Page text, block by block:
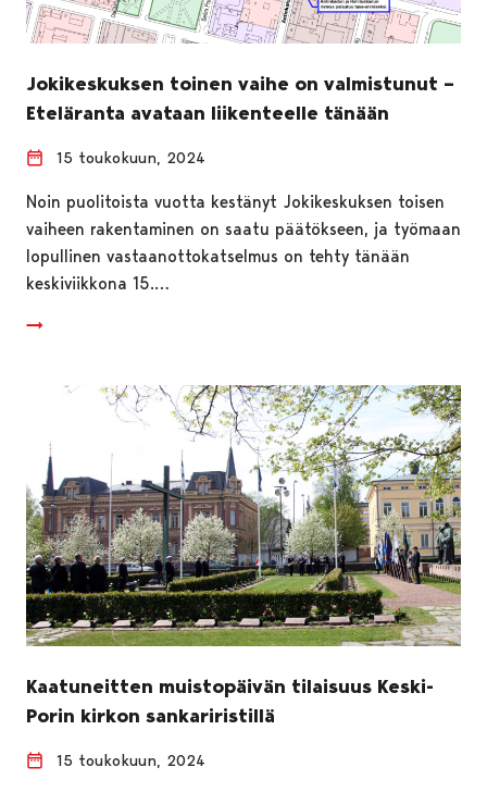
Jokikeskuksen toinen vaihe on valmistunut –
Eteläranta avataan liikenteelle tänään
15 toukokuun, 2024
Noin puolitoista vuotta kestänyt Jokikeskuksen toisen
vaiheen rakentaminen on saatu päätökseen, ja työmaan
lopullinen vastaanottokatselmus on tehty tänään
keskiviikkona 15.…
Kaatuneitten muistopäivän tilaisuus Keski-
Porin kirkon sankariristillä
15 toukokuun, 2024